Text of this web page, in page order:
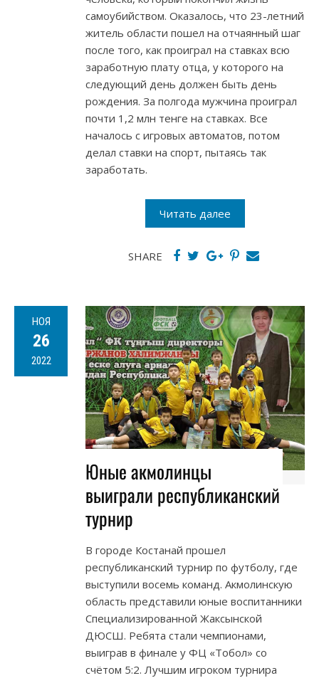
самоубийством. Оказалось, что 23-летний
житель области пошел на отчаянный шаг
после того, как проиграл на ставках всю
заработную плату отца, у которого на
следующий день должен быть день
рождения. За полгода мужчина проиграл
почти 1,2 млн тенге на ставках. Все
началось с игровых автоматов, потом
делал ставки на спорт, пытаясь так
заработать.
Читать далее
SHARE
НОЯ
26
2022
Юные акмолинцы
выиграли республиканский
турнир
В городе Костанай прошел
республиканский турнир по футболу, где
выступили восемь команд. Акмолинскую
область представили юные воспитанники
Специализированной Жаксынской
ДЮСШ. Ребята стали чемпионами,
выиграв в финале у ФЦ «Тобол» со
счётом 5:2. Лучшим игроком турнира